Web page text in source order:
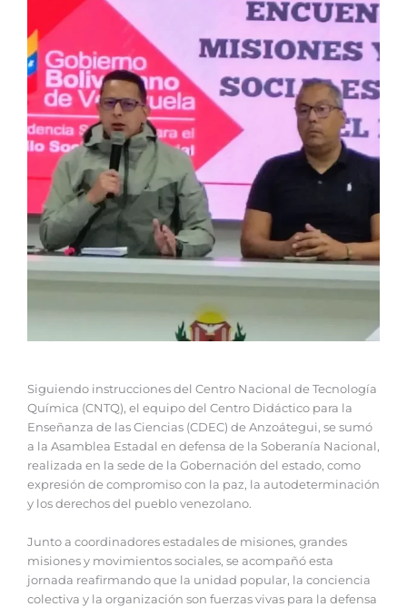
Siguiendo instrucciones del Centro Nacional de Tecnología
Química (CNTQ), el equipo del Centro Didáctico para la
Enseñanza de las Ciencias (CDEC) de Anzoátegui, se sumó
a la Asamblea Estadal en defensa de la Soberanía Nacional,
realizada en la sede de la Gobernación del estado, como
expresión de compromiso con la paz, la autodeterminación
y los derechos del pueblo venezolano.
‎Junto a coordinadores estadales de misiones, grandes
misiones y movimientos sociales, se acompañó esta
jornada reafirmando que la unidad popular, la conciencia
colectiva y la organización son fuerzas vivas para la defensa